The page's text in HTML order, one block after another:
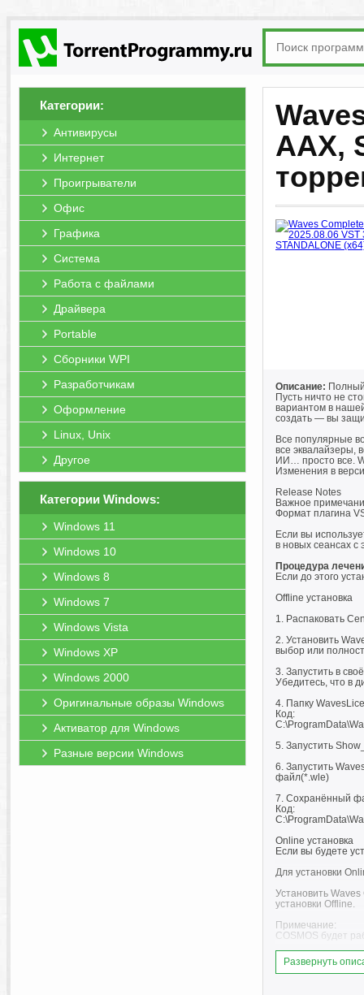
Категории:
Антивирусы
Интернет
Проигрыватели
Офис
Графика
Система
Работа с файлами
Драйвера
Portable
Сборники WPI
Разработчикам
Оформление
Linux, Unix
Другое
Категории Windows:
Windows 11
Windows 10
Windows 8
Windows 7
Windows Vista
Windows XP
Windows 2000
Оригинальные образы Windows
Активатор для Windows
Разные версии Windows
AAX,
Описание:
Пусть ничто не
вариантом в
создать — вы
Все популярные
все эквалайзеры,
ИИ… просто все.
Изменения в
Release Notes
Важное
Формат плагина
Если вы
в новых сеансах с
Процедура
Если до этого
Offline установка
1. Распаковать
2. Установить
выбор или
3. Запустить в
Убедитесь, что в
4. Папку
Код:
5. Запустить
6. Запустить
файл(*.wle)
7. Сохранённый
Код:
Online установка
Если вы будете
Для установки
Установить
установки Offline.
Примечание:
COSMOS будет
Автор лекарства:
Развернуть